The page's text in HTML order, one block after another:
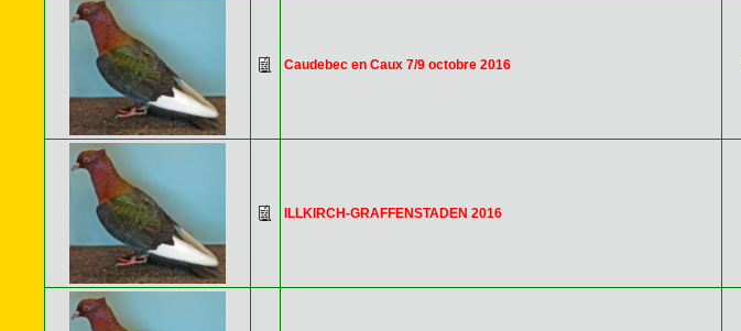
Caudebec en Caux 7/9 octobre 2016
ILLKIRCH-GRAFFENSTADEN 2016